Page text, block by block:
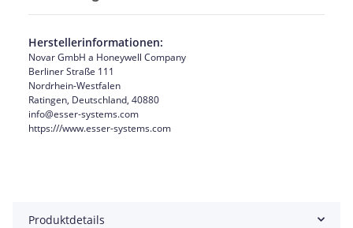
Herstellerinformationen:
Novar GmbH a Honeywell Company
Berliner Straße 111
Nordrhein-Westfalen
Ratingen, Deutschland, 40880
info@esser-systems.com
https:///www.esser-systems.com
Produktdetails